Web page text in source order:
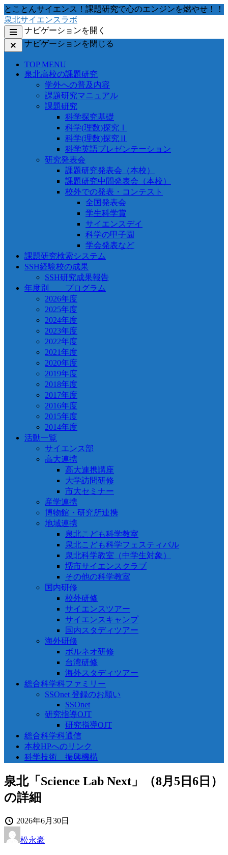
コ
ン
テ
ン
ツ
とことんサイエンス！課題研究で心のエンジンを燃やせ！！
泉北サイエンスラボ
ナビゲーションを開く
ナビゲーションを閉じる
TOP MENU
泉北高校の課題研究
学外への普及内容
課題研究マニュアル
課題研究
科学探究基礎
科学(理数)探究Ⅰ
科学(理数)探究Ⅱ
科学英語プレゼンテーション
研究発表会
課題研究発表会（本校）
課題研究中間発表会（本校）
校外での発表・コンテスト
全国発表会
学生科学賞
サイエンスデイ
科学の甲子園
学会発表など
課題研究検索システム
SSH経験校の成果
SSH研究成果報告
年度別 プログラム
2026年度
2025年度
2024年度
2023年度
2022年度
2021年度
2020年度
2019年度
2018年度
2017年度
2016年度
2015年度
2014年度
活動一覧
サイエンス部
高大連携
高大連携講座
大学訪問研修
市大セミナー
産学連携
博物館・研究所連携
地域連携
泉北こども科学教室
泉北こども科学フェスティバル
泉北科学教室（中学生対象）
堺市サイエンスクラブ
その他の科学教室
国内研修
校外研修
サイエンスツアー
サイエンスキャンプ
国内スタディツアー
海外研修
ボルネオ研修
台湾研修
海外スタディツアー
総合科学科ファミリー
SSOnet 登録のお願い
SSOnet
研究指導OJT
研究指導OJT
総合科学科通信
本校HPへのリンク
科学技術 振興機構
泉北「Science Lab Next」（8月5日6日）
の詳細
投
稿
日
2026年6月30日
稿
松永豪